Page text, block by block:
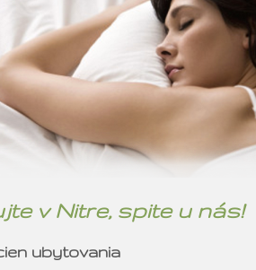
v Nitre, spite u nás!
ubytovania